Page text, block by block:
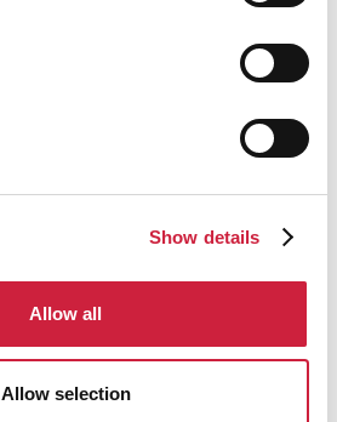
Show details
Allow all
Allow selection